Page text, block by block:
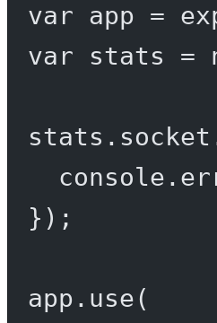
var app =
var stats =
console.
});
app. use(